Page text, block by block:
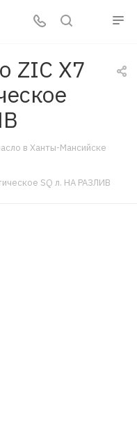
ZIC X7
в Ханты-Мансийске
SQ л. НА РАЗЛИВ